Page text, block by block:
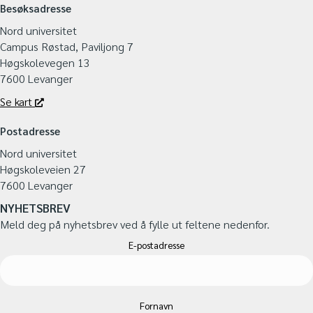
Besøksadresse
Nord universitet
Campus Røstad, Paviljong 7
Høgskolevegen 13
7600 Levanger
Se kart
Postadresse
Nord universitet
Høgskoleveien 27
7600 Levanger
NYHETSBREV
Meld deg på nyhetsbrev ved å fylle ut feltene nedenfor.
E-postadresse
Fornavn